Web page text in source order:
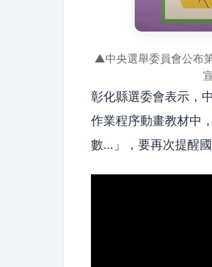
▲中央選舉委員會公布
彰化縣選委會表示，
作業程序動畫教材中
數…」，要再次提醒